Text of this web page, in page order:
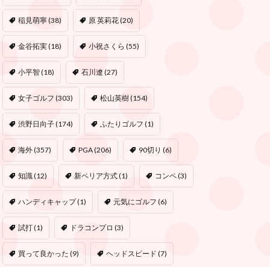
稲見萌寧(38) 原 英莉花(20)
金谷拓実(18) 小祝さくら (55)
小平智(18) 石川遼 (27)
女子ゴルフ (303) 松山英樹(154)
渋野日向子(174) ふたりゴルフ (1)
海外(357) PGA(206) 90切り (6)
知識(12) 新ペリア方式(1) コンペ(3)
ハンディキャップ(1) 元気にゴルフ (6)
試打(1) ドラコンプロ (3)
買って良かった (9) ヘッドスピード (7)